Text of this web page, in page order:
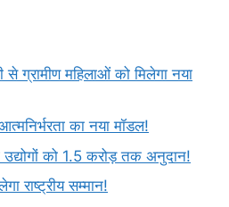
ग्रामीण महिलाओं को मिलेगा नया
का नया मॉडल!
उद्योगों को 1.5 करोड़ तक अनुदान!
राष्ट्रीय सम्मान!